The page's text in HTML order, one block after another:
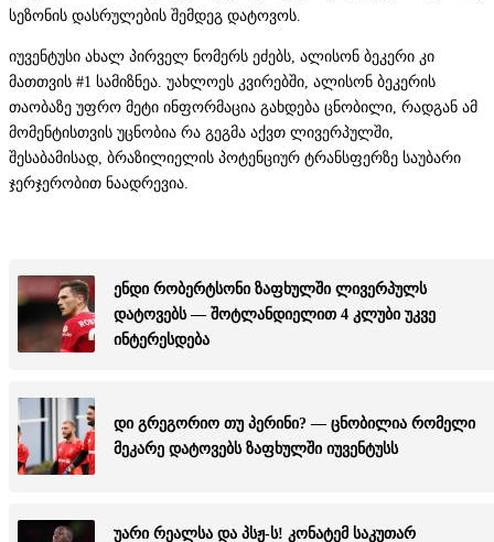
სეზონის დასრულების შემდეგ დატოვოს.
იუვენტუსი ახალ პირველ ნომერს ეძებს, ალისონ ბეკერი კი
მათთვის #1 სამიზნეა. უახლოეს კვირებში, ალისონ ბეკერის
თაობაზე უფრო მეტი ინფორმაცია გახდება ცნობილი, რადგან ამ
მომენტისთვის უცნობია რა გეგმა აქვთ ლივერპულში,
შესაბამისად, ბრაზილიელის პოტენციურ ტრანსფერზე საუბარი
ჯერჯერობით ნაადრევია.
ენდი რობერტსონი ზაფხულში ლივერპულს
დატოვებს — შოტლანდიელით 4 კლუბი უკვე
ინტერესდება
დი გრეგორიო თუ პერინი? — ცნობილია რომელი
მეკარე დატოვებს ზაფხულში იუვენტუსს
უარი რეალსა და პსჟ-ს! კონატემ საკუთარ